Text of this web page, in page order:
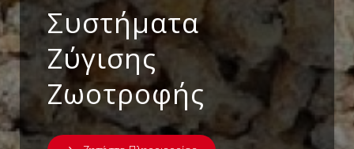
Συστήματα
Ζύγισης
Ζωοτροφής